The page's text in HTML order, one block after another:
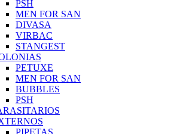
PSH
MEN FOR SAN
DIVASA
VIRBAC
STANGEST
PETUXE
MEN FOR SAN
BUBBLES
PSH
PIPETAS